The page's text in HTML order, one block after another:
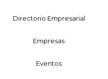
Directorio Empresarial
Empresas
Eventos